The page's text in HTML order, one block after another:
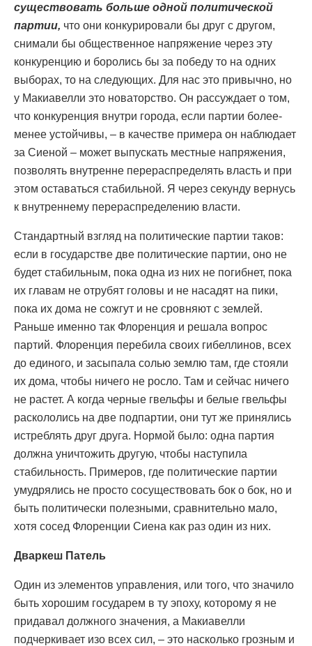
существовать больше одной политической
партии, что они конкурировали бы друг с другом,
снимали бы общественное напряжение через эту
конкуренцию и боролись бы за победу то на одних
выборах, то на следующих. Для нас это привычно, но
у Макиавелли это новаторство. Он рассуждает о том,
что конкуренция внутри города, если партии более-
менее устойчивы, – в качестве примера он наблюдает
за Сиеной – может выпускать местные напряжения,
позволять внутренне перераспределять власть и при
этом оставаться стабильной. Я через секунду вернусь
к внутреннему перераспределению власти.
Стандартный взгляд на политические партии таков:
если в государстве две политические партии, оно не
будет стабильным, пока одна из них не погибнет, пока
их главам не отрубят головы и не насадят на пики,
пока их дома не сожгут и не сровняют с землей.
Раньше именно так Флоренция и решала вопрос
партий. Флоренция перебила своих гибеллинов, всех
до единого, и засыпала солью землю там, где стояли
их дома, чтобы ничего не росло. Там и сейчас ничего
не растет. А когда черные гвельфы и белые гвельфы
раскололись на две подпартии, они тут же принялись
истреблять друг друга. Нормой было: одна партия
должна уничтожить другую, чтобы наступила
стабильность. Примеров, где политические партии
умудрялись не просто сосуществовать бок о бок, но и
быть политически полезными, сравнительно мало,
хотя сосед Флоренции Сиена как раз один из них.
Дваркеш Патель
Один из элементов управления, или того, что значило
быть хорошим государем в ту эпоху, которому я не
придавал должного значения, а Макиавелли
подчеркивает изо всех сил, – это насколько грозным и